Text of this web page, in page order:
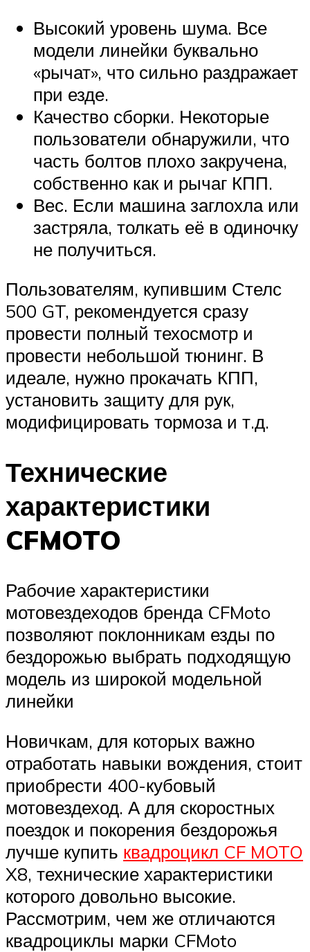
Высокий уровень шума. Все
модели линейки буквально
«рычат», что сильно раздражает
при езде.
Качество сборки. Некоторые
пользователи обнаружили, что
часть болтов плохо закручена,
собственно как и рычаг КПП.
Вес. Если машина заглохла или
застряла, толкать её в одиночку
не получиться.
Пользователям, купившим Стелс
500 GT, рекомендуется сразу
провести полный техосмотр и
провести небольшой тюнинг. В
идеале, нужно прокачать КПП,
установить защиту для рук,
модифицировать тормоза и т.д.
Технические
характеристики
CFMOTO
Рабочие характеристики
мотовездеходов бренда CFMoto
позволяют поклонникам езды по
бездорожью выбрать подходящую
модель из широкой модельной
линейки
Новичкам, для которых важно
отработать навыки вождения, стоит
приобрести 400-кубовый
мотовездеход. А для скоростных
поездок и покорения бездорожья
лучше купить квадроцикл CF MOTO
X8, технические характеристики
которого довольно высокие.
Рассмотрим, чем же отличаются
квадроциклы марки CFMoto